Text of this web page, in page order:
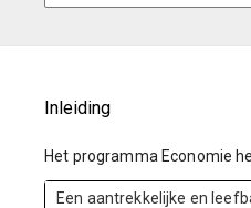
Inleiding
Het programma Economie
Een aantrekkelijke en